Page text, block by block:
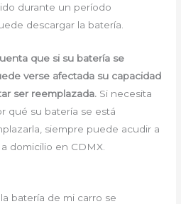
durante un período
descargar la batería.
que si su batería se
verse afectada su capacidad
ser reemplazada. Si necesita
qué su batería se está
siempre puede acudir a
domicilio en CDMX.
batería de mi carro se